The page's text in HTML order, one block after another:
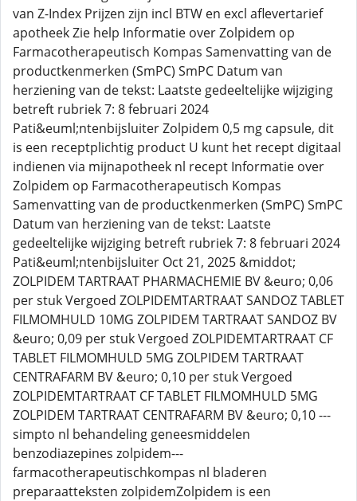
van Z-Index Prijzen zijn incl BTW en excl aflevertarief
apotheek Zie help Informatie over Zolpidem op
Farmacotherapeutisch Kompas Samenvatting van de
productkenmerken (SmPC) SmPC Datum van
herziening van de tekst: Laatste gedeeltelijke wijziging
betreft rubriek 7: 8 februari 2024
Pati&euml;ntenbijsluiter Zolpidem 0,5 mg capsule, dit
is een receptplichtig product U kunt het recept digitaal
indienen via mijnapotheek nl recept Informatie over
Zolpidem op Farmacotherapeutisch Kompas
Samenvatting van de productkenmerken (SmPC) SmPC
Datum van herziening van de tekst: Laatste
gedeeltelijke wijziging betreft rubriek 7: 8 februari 2024
Pati&euml;ntenbijsluiter Oct 21, 2025 &middot;
ZOLPIDEM TARTRAAT PHARMACHEMIE BV &euro; 0,06
per stuk Vergoed ZOLPIDEMTARTRAAT SANDOZ TABLET
FILMOMHULD 10MG ZOLPIDEM TARTRAAT SANDOZ BV
&euro; 0,09 per stuk Vergoed ZOLPIDEMTARTRAAT CF
TABLET FILMOMHULD 5MG ZOLPIDEM TARTRAAT
CENTRAFARM BV &euro; 0,10 per stuk Vergoed
ZOLPIDEMTARTRAAT CF TABLET FILMOMHULD 5MG
ZOLPIDEM TARTRAAT CENTRAFARM BV &euro; 0,10 ---
simpto nl behandeling geneesmiddelen
benzodiazepines zolpidem---
farmacotherapeutischkompas nl bladeren
preparaatteksten zolpidemZolpidem is een